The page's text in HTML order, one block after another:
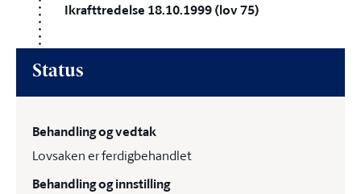
Ikrafttredelse 18.10.1999 (lov 75)
Status
Behandling og vedtak
Lovsaken er ferdigbehandlet
Behandling og innstilling